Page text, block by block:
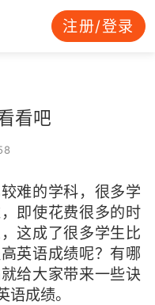
注册/登录
看吧
难的学科，很多学
即使花费很多的时
这成了很多学生比
英语成绩呢？有哪
给大家带来一些诀
成绩。